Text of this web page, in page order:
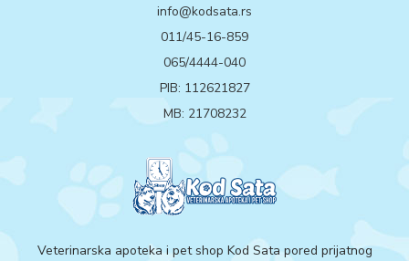
info@kodsata.rs
011/45-16-859
065/4444-040
PIB: 112621827
MB: 21708232
Veterinarska apoteka i pet shop Kod Sata pored prijatnog